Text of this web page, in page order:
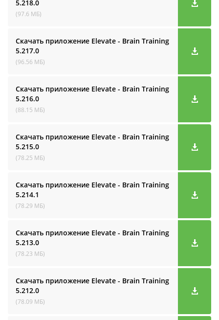
5.218.0
(97.6 МБ)
Скачать приложение Elevate - Brain Training
5.217.0
(96.56 МБ)
Скачать приложение Elevate - Brain Training
5.216.0
(88.15 МБ)
Скачать приложение Elevate - Brain Training
5.215.0
(78.25 МБ)
Скачать приложение Elevate - Brain Training
5.214.1
(78.29 МБ)
Скачать приложение Elevate - Brain Training
5.213.0
(78.23 МБ)
Скачать приложение Elevate - Brain Training
5.212.0
(78.09 МБ)